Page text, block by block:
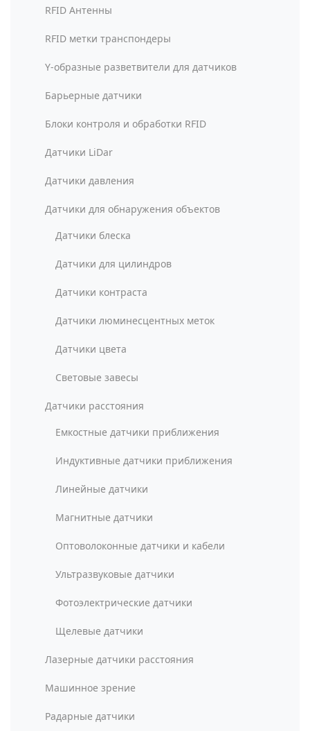
RFID Антенны
RFID метки транспондеры
Y-образные разветвители для датчиков
Барьерные датчики
Блоки контроля и обработки RFID
Датчики LiDar
Датчики давления
Датчики для обнаружения объектов
Датчики блеска
Датчики для цилиндров
Датчики контраста
Датчики люминесцентных меток
Датчики цвета
Световые завесы
Датчики расстояния
Емкостные датчики приближения
Индуктивные датчики приближения
Линейные датчики
Магнитные датчики
Оптоволоконные датчики и кабели
Ультразвуковые датчики
Фотоэлектрические датчики
Щелевые датчики
Лазерные датчики расстояния
Машинное зрение
Радарные датчики